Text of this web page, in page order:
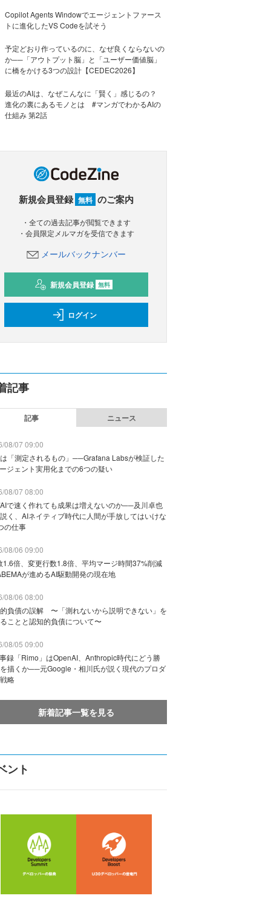
Copilot Agents Windowでエージェントファース
トに進化したVS Codeを試そう
予定どおり作っているのに、なぜ良くならないの
か──「アウトプット脳」と「ユーザー価値脳」
に橋をかける3つの設計【CEDEC2026】
最近のAIは、なぜこんなに「賢く」感じるの？
進化の裏にあるモノとは #マンガでわかるAIの
仕組み 第2話
新規会員登録 無料 のご案内
・全ての過去記事が閲覧できます
・会員限定メルマガを受信できます
メールバックナンバー
新規会員登録 無料
ログイン
記事
記事 ニュース
08/07 09:00
「測定されるもの」──Grafana Labsが検証した
ジェント実用化までの6つの疑い
08/07 08:00
で速く作れても成果は増えないのか──及川卓也
く、AIネイティブ時代に人間が手放してはいけな
の仕事
08/06 09:00
1.6倍、変更行数1.8倍、平均マージ時間37%削減
が進めるAI駆動開発の現在地
08/06 08:00
負債の誤解 〜「測れないから説明できない」を
ことと認知的負債について〜
08/05 09:00
録「Rimo」はOpenAI、Anthropic時代にどう勝
描くか──元Google・相川氏が説く現代のプロダ
略
新着記事一覧を見る
ント